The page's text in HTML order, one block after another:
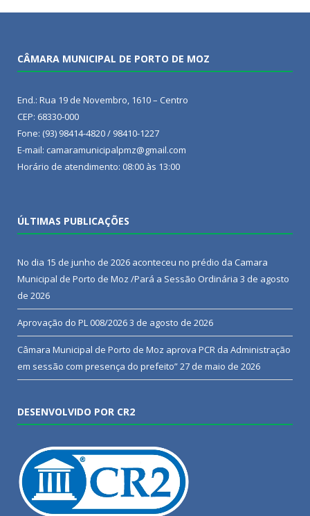
CÂMARA MUNICIPAL DE PORTO DE MOZ
End.: Rua 19 de Novembro, 1610 – Centro
CEP: 68330-000
Fone: (93) 98414-4820 / 98410-1227
E-mail: camaramunicipalpmz@gmail.com
Horário de atendimento: 08:00 às 13:00
ÚLTIMAS PUBLICAÇÕES
No dia 15 de junho de 2026 aconteceu no prédio da Camara
Municipal de Porto de Moz /Pará a Sessão Ordinária 3 de agosto
de 2026
Aprovação do PL 008/20263 de agosto de 2026
Câmara Municipal de Porto de Moz aprova PCR da Administração
em sessão com presença do prefeito”27 de maio de 2026
DESENVOLVIDO POR CR2